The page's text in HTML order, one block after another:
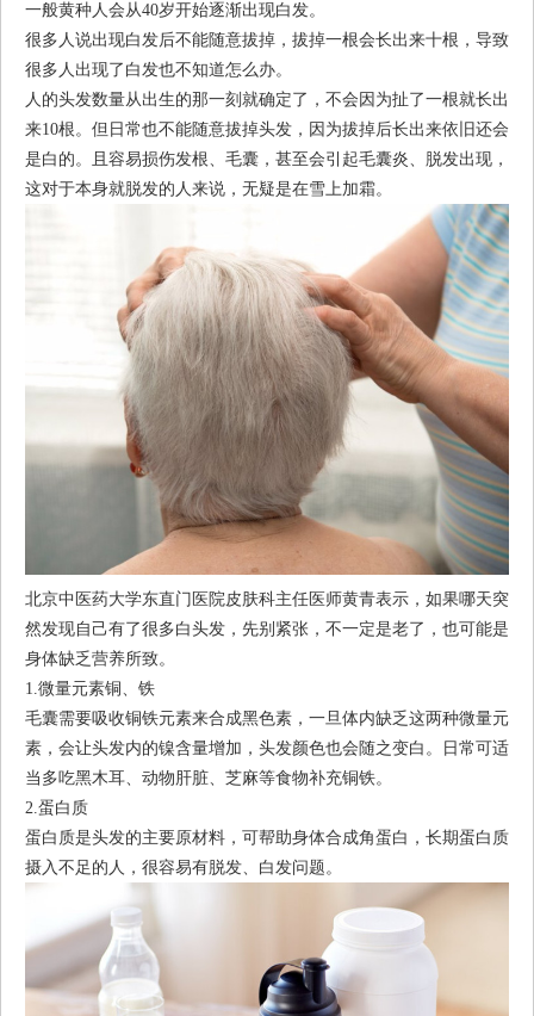
一般黄种人会从40岁开始逐渐出现白发。
很多人说出现白发后不能随意拔掉，拔掉一根会长出来十根，导致
很多人出现了白发也不知道怎么办。
人的头发数量从出生的那一刻就确定了，不会因为扯了一根就长出
来10根。但日常也不能随意拔掉头发，因为拔掉后长出来依旧还会
是白的。且容易损伤发根、毛囊，甚至会引起毛囊炎、脱发出现，
这对于本身就脱发的人来说，无疑是在雪上加霜。
北京中医药大学东直门医院皮肤科主任医师黄青表示，如果哪天突
然发现自己有了很多白头发，先别紧张，不一定是老了，也可能是
身体缺乏营养所致。
1.微量元素铜、铁
毛囊需要吸收铜铁元素来合成黑色素，一旦体内缺乏这两种微量元
素，会让头发内的镍含量增加，头发颜色也会随之变白。日常可适
当多吃黑木耳、动物肝脏、芝麻等食物补充铜铁。
2.蛋白质
蛋白质是头发的主要原材料，可帮助身体合成角蛋白，长期蛋白质
摄入不足的人，很容易有脱发、白发问题。